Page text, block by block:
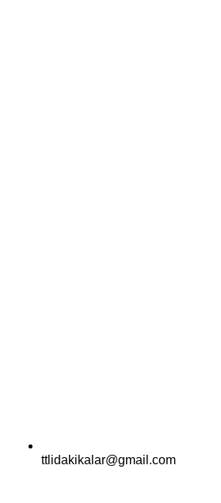
ttlidakikalar@gmail.com